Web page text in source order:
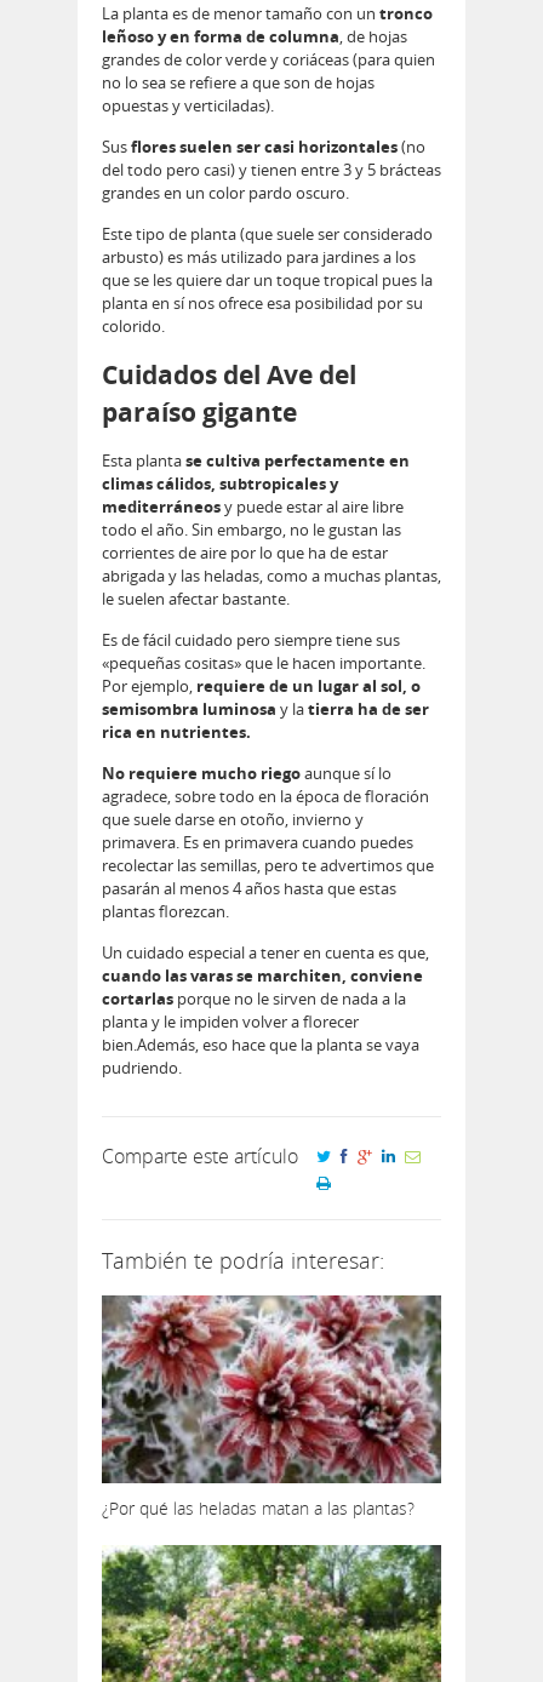
La planta es de menor tamaño con un tronco
leñoso y en forma de columna , de hojas
grandes de color verde y coriáceas (para quien
no lo sea se refiere a que son de hojas
opuestas y verticiladas).
Susflores suelen ser casi horizontales(no
del todo pero casi) y tienen entre 3 y 5 brácteas
grandes en un color pardo oscuro.
Este tipo de planta (que suele ser considerado
arbusto) es más utilizado para jardines a los
que se les quiere dar un toque tropical pues la
planta en sí nos ofrece esa posibilidad por su
colorido.
Cuidados del Ave del
paraíso gigante
Esta plantase cultiva perfectamente en
climas cálidos, subtropicales y
mediterráneosy puede estar al aire libre
todo el año. Sin embargo, no le gustan las
corrientes de aire por lo que ha de estar
abrigada y las heladas, como a muchas plantas,
le suelen afectar bastante.
Es de fácil cuidado pero siempre tiene sus
«pequeñas cositas» que le hacen importante.
Por ejemplo, requiere de un lugar al sol, o
semisombra luminosa y latierra ha de ser
rica en nutrientes.
No requiere mucho riegoaunque sí lo
agradece, sobre todo en la época de floración
que suele darse en otoño, invierno y
primavera. Es en primavera cuando puedes
recolectar las semillas, pero te advertimos que
pasarán al menos 4 años hasta que estas
plantas florezcan.
Un cuidado especial a tener en cuenta es que,
cuando las varas se marchiten, conviene
cortarlas porque no le sirven de nada a la
planta y le impiden volver a florecer
bien.Además, eso hace que la planta se vaya
pudriendo.
Comparte este artículo
También te podría interesar:
¿Por qué las heladas matan a las plantas?